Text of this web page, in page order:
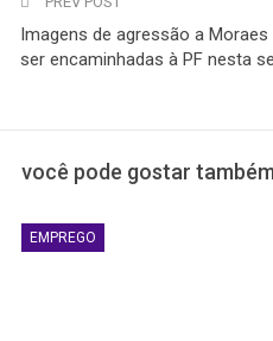
Imagens de agressão a
ser encaminhadas à PF nesta
você pode gostar
EMPREGO